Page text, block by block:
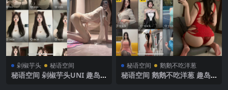
剁椒芋头 秘语空间
秘语空间 剁椒芋头UNI 趣岛
秘语空间 鹅鹅不吃洋葱
秘语空间 鹅鹅不吃洋葱 趣岛